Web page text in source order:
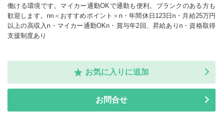
働ける環境です。マイカー通勤OKで通勤も便利。ブランクのある方も
歓迎します。nn＜おすすめポイント＞n・年間休日123日n・月給25万円
以上の高収入n・マイカー通勤OKn・賞与年2回、昇給ありn・資格取得
支援制度あり
お気に入りに追加
お問合せ